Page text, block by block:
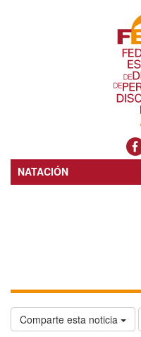
NATACIÓN
Comparte esta noticia